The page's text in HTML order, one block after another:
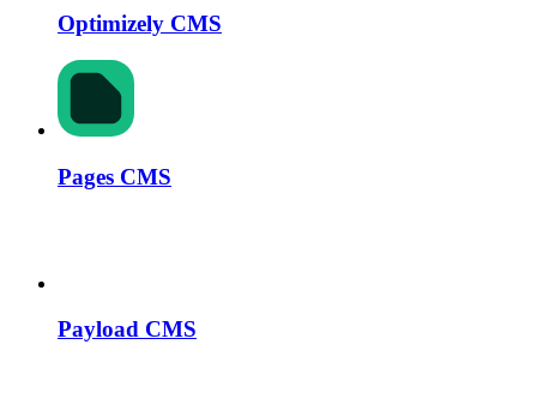
Optimizely CMS
Pages CMS
Payload CMS